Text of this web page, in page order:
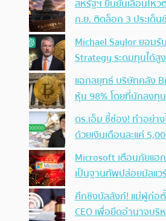
สหรัฐฯ ยืนยันเลื่อนโห
ก.ย. ติดล็อก 3 ประเด็น
Michael Saylor ยอมรั
Strategy ระดมทุนได้
แฉกลยุทธ์ บริษัทคลัง
หุ้น 98% โดยที่นักลงทุ
ดร.เอ็ม ชี้ช่อง! ทำอย่า
ด้วยเงินเดือนละแค่
Microsoft เตือนภัยแฮ
เป็นฐานทัพปล่อยมัลแว
ศึกชิงบัลลังก์! แม่ผู้ก่อ
CEO เพื่อยึดอำนาจบริ